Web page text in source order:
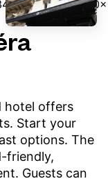
hotel offers
Start your
options. The
friendly,
Guests can